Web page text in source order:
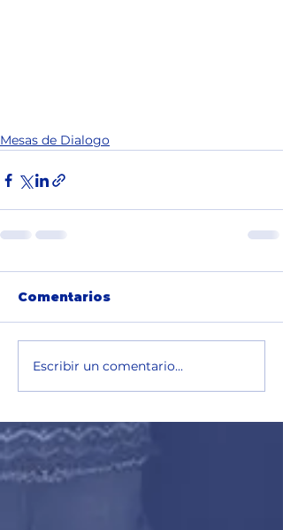
Mesas de Dialogo
Comentarios
Escribir un comentario...